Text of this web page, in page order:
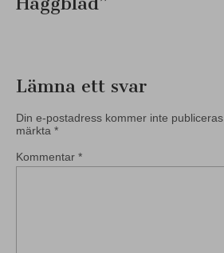
Lämna ett svar
Din e-postadress kommer inte publiceras.
märkta *
Kommentar *